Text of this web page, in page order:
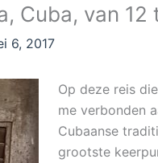
Cuba, van
6, 2017
Op deze reis
me verbonden
Cubaanse
grootste